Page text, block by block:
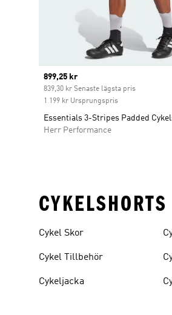
Current price
899,25 kr
839,30 kr Senaste lägsta pris
1 199 kr Ursprungspris
Essentials 3-Stripes Padded
Herr Performance
Cykel Skor
Cykel Tillbehör
Cykeljacka